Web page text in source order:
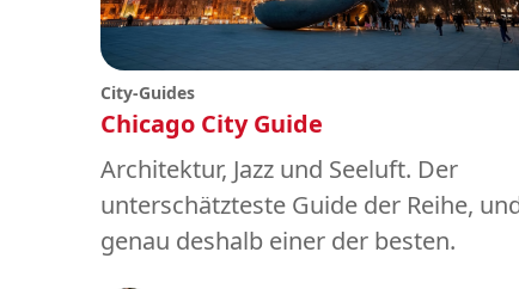
City-Guides
Chicago City Guide
Architektur, Jazz und Seeluft. Der
unterschätzteste Guide der Reihe,
genau deshalb einer der besten.